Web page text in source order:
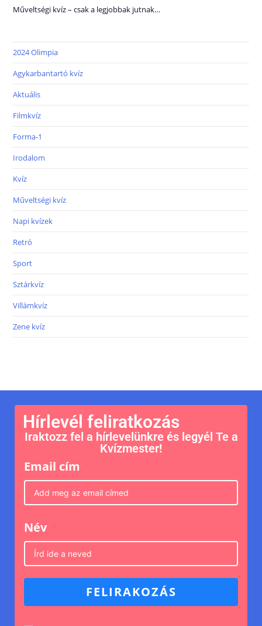
Műveltségi kvíz – csak a legjobbak jutnak…
2024 Olimpia
Agykarbantartó kvíz
Aktuális
Filmkvíz
Forma-1
Irodalom
Kvíz
Műveltségi kvíz
Napi kvízek
Retró
Sport
Sztárkvíz
Villámkvíz
Zene kvíz
Hírlevél feliratkozás
Iraktozz fel a hírlevelünkre és legyél Te a
Kvízmester!
Email cím
Név
FELIRAKOZÁS